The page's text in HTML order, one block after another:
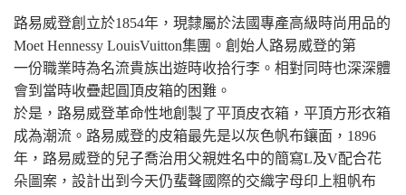
路易威登創立於1854年，現隸屬於法國專產高級時尚用品的
Moet Hennessy LouisVuitton集團。創始人路易威登的第
一份職業時為名流貴族出遊時收拾行李。相對同時也深深體
會到當時收疊起圓頂皮箱的困難。
於是，路易威登革命性地創製了平頂皮衣箱，平頂方形衣箱
成為潮流。路易威登的皮箱最先是以灰色帆布鑲面，1896
年，路易威登的兒子喬治用父親姓名中的簡寫L及V配合花
朵圖案，設計出到今天仍蜚聲國際的交織字母印上粗帆布